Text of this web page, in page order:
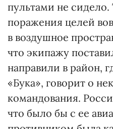
пультами не
поражения целей
в воздушное
что экипажу
направили в район,
«Бука», говорит о
командования.
что было бы с ее